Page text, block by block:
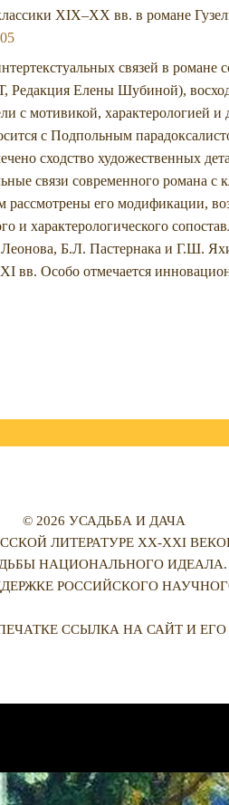
XIX–XX вв. в романе
связей в
Елены Шубиной),
мотивикой, характерологией и
с Подпольным
сходство художественных
связи современного романа с
рассмотрены его модификации,
и характерологического
Б.Л. Пастернака и Г.Ш.
вв. Особо отмечается
© 2026 УСАДЬБА И ДАЧА
ЛИТЕРАТУРЕ XX-XXI
НАЦИОНАЛЬНОГО ИДЕАЛА.
РОССИЙСКОГО
ССЫЛКА НА САЙТ И ЕГО